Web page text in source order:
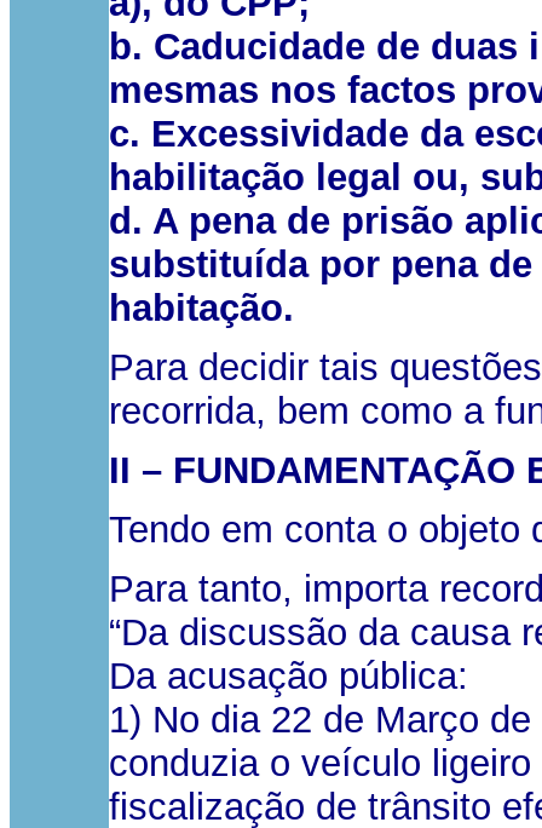
b. Caducidade de
mesmas nos factos
c. Excessividade da
habilitação legal ou,
d. A pena de prisão
substituída por pena
habitação.
Para decidir tais
recorrida, bem como a
II – FUNDAMENTAÇÃO
Tendo em conta o objeto
Para tanto, importa
“Da discussão da causa
Da acusação pública:
1) No dia 22 de Março
conduzia o veículo
fiscalização de trânsito